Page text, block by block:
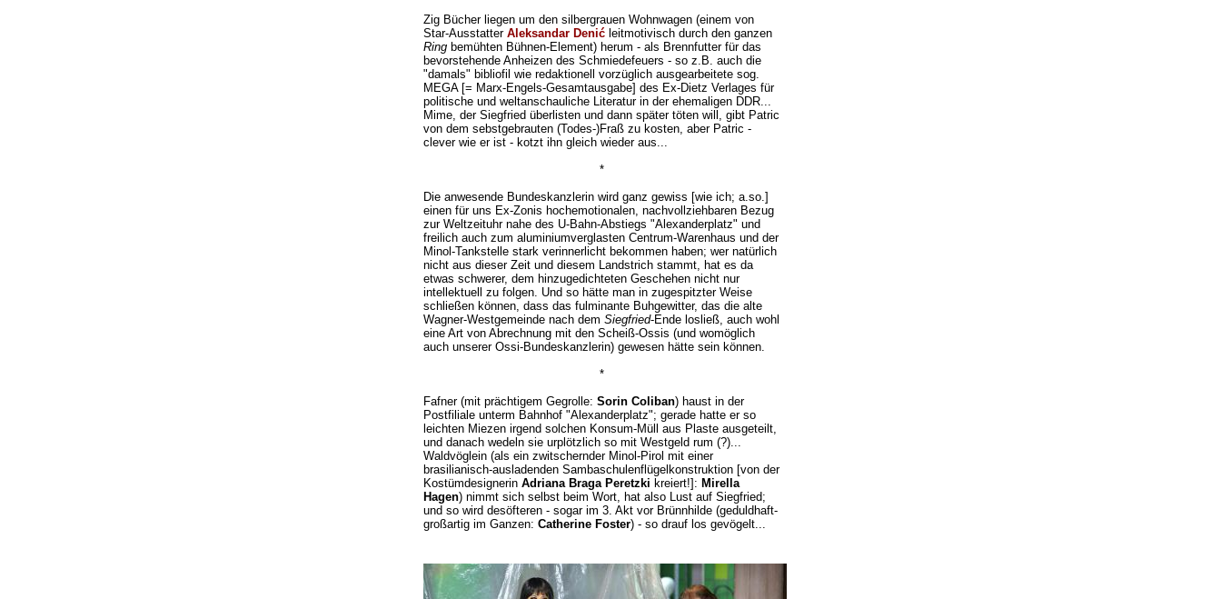
Zig Bücher liegen um den silbergrauen Wohnwagen (einem von
Star-Ausstatter Aleksandar Denićleitmotivisch durch den ganzen
Ringbemühten Bühnen-Element) herum - als Brennfutter für das
bevorstehende Anheizen des Schmiedefeuers - so z.B. auch die
"damals" bibliofil wie redaktionell vorzüglich ausgearbeitete sog.
MEGA [= Marx-Engels-Gesamtausgabe] des Ex-Dietz Verlages für
politische und weltanschauliche Literatur in der ehemaligen DDR...
Mime, der Siegfried überlisten und dann später töten will, gibt Patric
von dem sebstgebrauten (Todes-)Fraß zu kosten, aber Patric -
clever wie er ist - kotzt ihn gleich wieder aus...
*
Die anwesende Bundeskanzlerin wird ganz gewiss [wie ich; a.so.]
einen für uns Ex-Zonis hochemotionalen, nachvollziehbaren Bezug
zur Weltzeituhr nahe des U-Bahn-Abstiegs "Alexanderplatz" und
freilich auch zum aluminiumverglasten Centrum-Warenhaus und der
Minol-Tankstelle stark verinnerlicht bekommen haben; wer natürlich
nicht aus dieser Zeit und diesem Landstrich stammt, hat es da
etwas schwerer, dem hinzugedichteten Geschehen nicht nur
intellektuell zu folgen. Und so hätte man in zugespitzter Weise
schließen können, dass das fulminante Buhgewitter, das die alte
Wagner-Westgemeinde nach dem Siegfried-Ende losließ, auch wohl
eine Art von Abrechnung mit den Scheiß-Ossis (und womöglich
auch unserer Ossi-Bundeskanzlerin) gewesen hätte sein können.
*
Fafner (mit prächtigem Gegrolle: Sorin Coliban) haust in der
Postfiliale unterm Bahnhof "Alexanderplatz"; gerade hatte er so
leichten Miezen irgend solchen Konsum-Müll aus Plaste ausgeteilt,
und danach wedeln sie urplötzlich so mit Westgeld rum (?)...
Waldvöglein (als ein zwitschernder Minol-Pirol mit einer
brasilianisch-ausladenden Sambaschulenflügelkonstruktion [von der
Kostümdesignerin Adriana Braga Peretzki kreiert!]: Mirella
Hagen) nimmt sich selbst beim Wort, hat also Lust auf Siegfried;
und so wird desöfteren - sogar im 3. Akt vor Brünnhilde (geduldhaft-
großartig im Ganzen: Catherine Foster) - so drauf los gevögelt...